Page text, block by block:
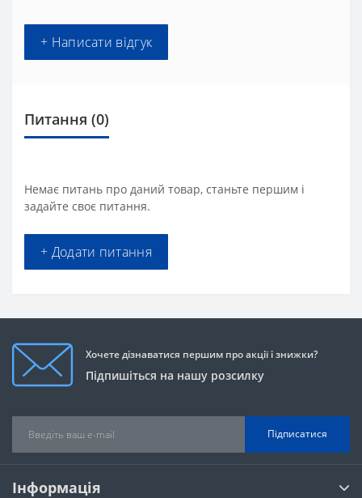
+ Написати відгук
Питання (0)
Немає питань про даний товар, станьте першим і
задайте своє питання.
+ Додати питання
Хочете дізнаватися першим про акції і знижки?
Підпишіться на нашу розсилку
Підписатися
Інформація